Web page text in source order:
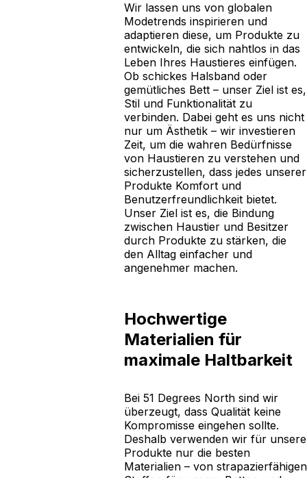
Wir lassen uns von globalen
Modetrends inspirieren und
adaptieren diese, um Produkte zu
entwickeln, die sich nahtlos in das
Leben Ihres Haustieres einfügen.
Ob schickes Halsband oder
gemütliches Bett – unser Ziel ist es,
Stil und Funktionalität zu
verbinden. Dabei geht es uns nicht
nur um Ästhetik – wir investieren
Zeit, um die wahren Bedürfnisse
von Haustieren zu verstehen und
sicherzustellen, dass jedes unserer
Produkte Komfort und
Benutzerfreundlichkeit bietet.
Unser Ziel ist es, die Bindung
zwischen Haustier und Besitzer
durch Produkte zu stärken, die
den Alltag einfacher und
angenehmer machen.
Hochwertige
Materialien für
maximale Haltbarkeit
Bei 51 Degrees North sind wir
überzeugt, dass Qualität keine
Kompromisse eingehen sollte.
Deshalb verwenden wir für unsere
Produkte nur die besten
Materialien – von strapazierfähigen